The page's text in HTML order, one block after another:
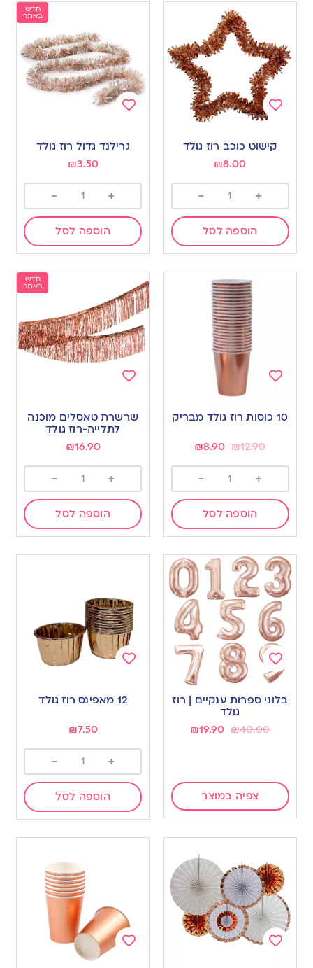
wishlist
קישוט כוכב רוז גולד
₪8.00
+
-
הוספה לסל
חדש
באתר
גרילנד גדול רוז גולד
₪3.50
+
-
הוספה לסל
to
10 כוסות רוז גולד מבריק
₪12.90
₪8.90
+
-
הוספה לסל
חדש
באתר
to
wishlist
שרשרת טאסלים מוכנה
לתלייה-רוז גולד
₪16.90
+
-
הוספה לסל
Add
to
wishlist
בלוני ספרות ענקיים | רוז
גולד
₪40.00
₪19.90
צפיה במוצר
wishlist
12 מאפינס רוז גולד
₪7.50
+
-
הוספה לסל